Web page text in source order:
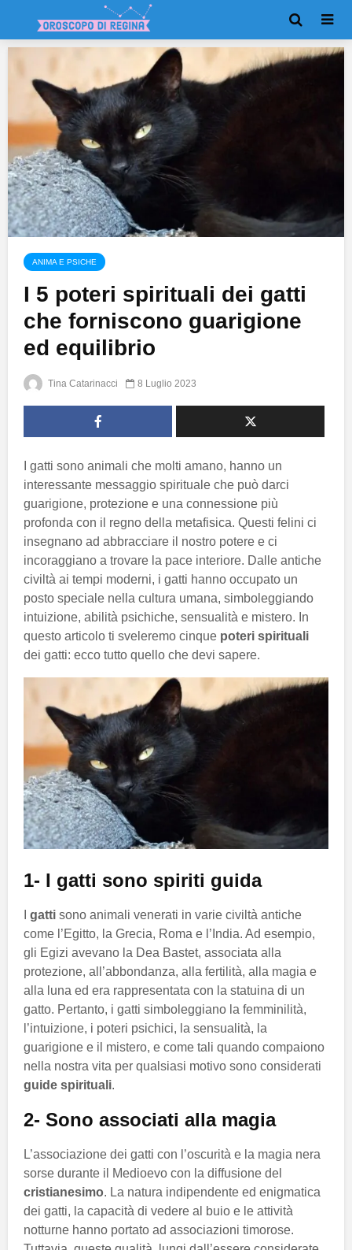
ANIMA E PSICHE
I 5 poteri spirituali dei gatti
che forniscono guarigione
ed equilibrio
Tina Catarinacci 8 Luglio 2023
I gatti sono animali che molti amano, hanno un
interessante messaggio spirituale che può darci
guarigione, protezione e una connessione più
profonda con il regno della metafisica. Questi felini ci
insegnano ad abbracciare il nostro potere e ci
incoraggiano a trovare la pace interiore. Dalle antiche
civiltà ai tempi moderni, i gatti hanno occupato un
posto speciale nella cultura umana, simboleggiando
intuizione, abilità psichiche, sensualità e mistero. In
questo articolo ti sveleremo cinque poteri spirituali
dei gatti: ecco tutto quello che devi sapere.
1- I gatti sono spiriti guida
gatti sono animali venerati in varie civiltà antiche
come l’Egitto, la Grecia, Roma e l’India. Ad esempio,
gli Egizi avevano la Dea Bastet, associata alla
protezione, all’abbondanza, alla fertilità, alla magia e
alla luna ed era rappresentata con la statuina di un
gatto. Pertanto, i gatti simboleggiano la femminilità,
l’intuizione, i poteri psichici, la sensualità, la
guarigione e il mistero, e come tali quando compaiono
nella nostra vita per qualsiasi motivo sono considerati
guide spirituali.
2- Sono associati alla magia
L’associazione dei gatti con l’oscurità e la magia nera
sorse durante il Medioevo con la diffusione del
cristianesimo. La natura indipendente ed enigmatica
dei gatti, la capacità di vedere al buio e le attività
notturne hanno portato ad associazioni timorose.